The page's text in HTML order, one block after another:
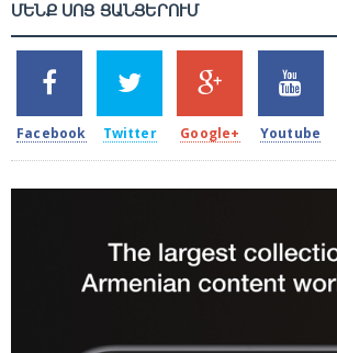
ՄԵՆՔ ՍՈՑ ՑԱՆՑԵՐՈՒՄ
2k
SHARES
Facebook
1.5k
TWEETS
Twitter
203
SHARES
Google+
620
SHARES
Youtube